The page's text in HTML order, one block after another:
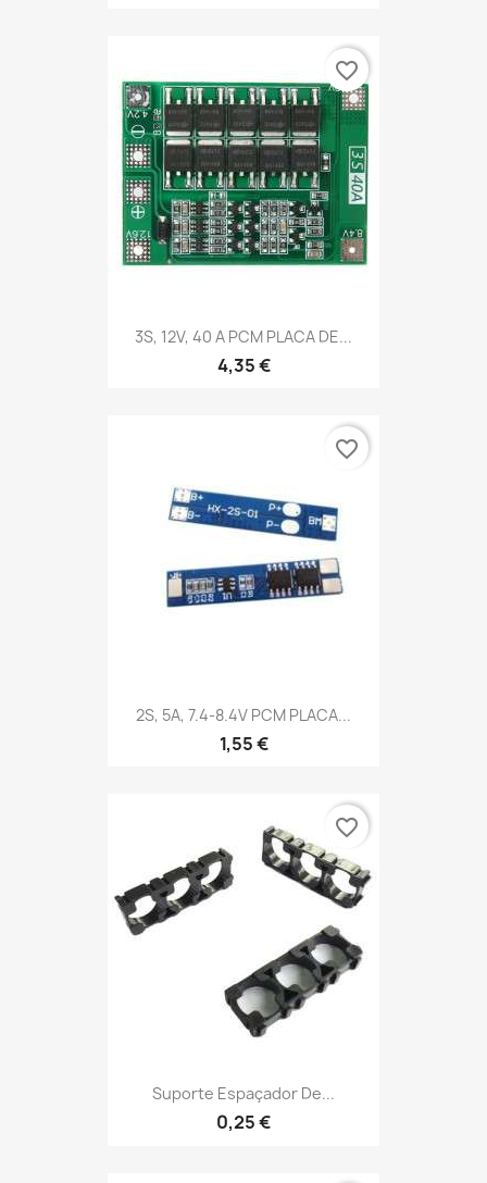
3S, 12V, 40 A PCM PLACA DE...
4,35 €
favorite_border
2S, 5A, 7.4-8.4V PCM PLACA...
1,55 €
favorite_border
Suporte Espaçador De...
0,25 €
favorite_border